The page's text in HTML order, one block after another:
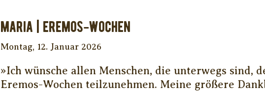
MARIA | EREMOS-WOCHEN
Montag, 12. Januar 2026
»Ich wünsche allen Menschen, die unterwegs sind,
Eremos-Wochen teilzunehmen. Meine größere